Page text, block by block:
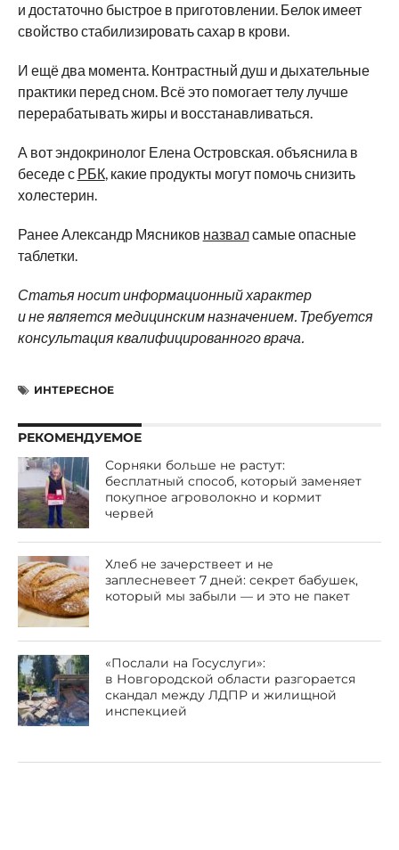
и достаточно быстрое в приготовлении. Белок имеет
свойство стабилизировать сахар в крови.
И ещё два момента. Контрастный душ и дыхательные
практики перед сном. Всё это помогает телу лучше
перерабатывать жиры и восстанавливаться.
А вот эндокринолог Елена Островская. объяснила в
беседе с РБК, какие продукты могут помочь снизить
холестерин.
Ранее Александр Мясников назвалсамые опасные
таблетки.
Статья носит информационный характер
и не является медицинским назначением. Требуется
консультация квалифицированного врача.
ИНТЕРЕСНОЕ
РЕКОМЕНДУЕМОЕ
Сорняки больше не растут:
бесплатный способ, который заменяет
покупное агроволокно и кормит
червей
Хлеб не зачерствеет и не
заплесневеет 7 дней: секрет бабушек,
который мы забыли — и это не пакет
«Послали на Госуслуги»:
в Новгородской области разгорается
скандал между ЛДПР и жилищной
инспекцией